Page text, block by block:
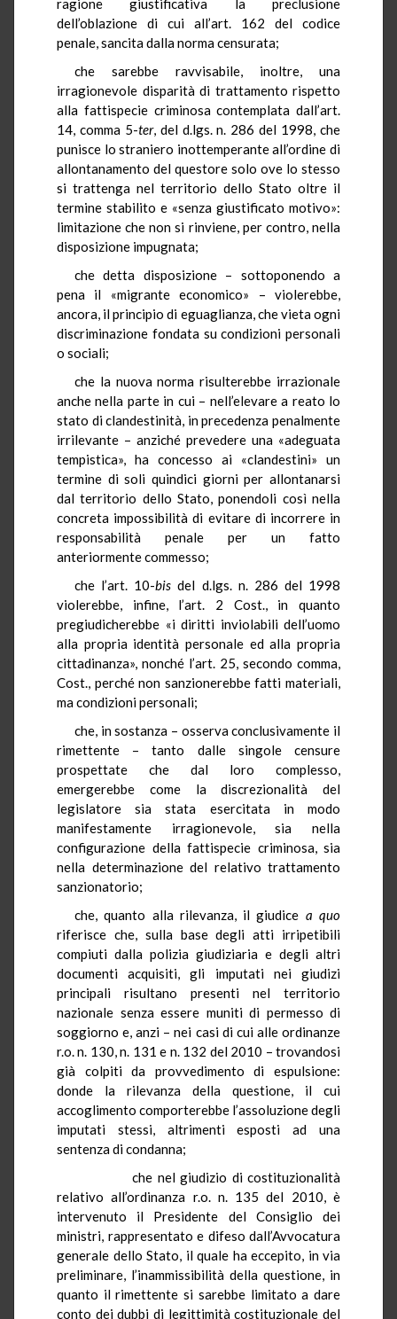
ragione giustificativa la preclusione
dell’oblazione di cui all’art. 162 del codice
penale, sancita dalla norma censurata;
che sarebbe ravvisabile, inoltre, una
irragionevole disparità di trattamento rispetto
alla fattispecie criminosa contemplata dall’art.
14, comma 5-ter, del d.lgs. n. 286 del 1998, che
punisce lo straniero inottemperante all’ordine di
allontanamento del questore solo ove lo stesso
si trattenga nel territorio dello Stato oltre il
termine stabilito e «senza giustificato motivo»:
limitazione che non si rinviene, per contro, nella
disposizione impugnata;
che detta disposizione – sottoponendo a
pena il «migrante economico» – violerebbe,
ancora, il principio di eguaglianza, che vieta ogni
discriminazione fondata su condizioni personali
o sociali;
che la nuova norma risulterebbe irrazionale
anche nella parte in cui – nell’elevare a reato lo
stato di clandestinità, in precedenza penalmente
irrilevante – anziché prevedere una «adeguata
tempistica», ha concesso ai «clandestini» un
termine di soli quindici giorni per allontanarsi
dal territorio dello Stato, ponendoli così nella
concreta impossibilità di evitare di incorrere in
responsabilità penale per un fatto
anteriormente commesso;
che l’art. 10-bis del d.lgs. n. 286 del 1998
violerebbe, infine, l’art. 2 Cost., in quanto
pregiudicherebbe «i diritti inviolabili dell’uomo
alla propria identità personale ed alla propria
cittadinanza», nonché l’art. 25, secondo comma,
Cost., perché non sanzionerebbe fatti materiali,
ma condizioni personali;
che, in sostanza – osserva conclusivamente il
rimettente – tanto dalle singole censure
prospettate che dal loro complesso,
emergerebbe come la discrezionalità del
legislatore sia stata esercitata in modo
manifestamente irragionevole, sia nella
configurazione della fattispecie criminosa, sia
nella determinazione del relativo trattamento
sanzionatorio;
che, quanto alla rilevanza, il giudice a quo
riferisce che, sulla base degli atti irripetibili
compiuti dalla polizia giudiziaria e degli altri
documenti acquisiti, gli imputati nei giudizi
principali risultano presenti nel territorio
nazionale senza essere muniti di permesso di
soggiorno e, anzi – nei casi di cui alle ordinanze
r.o. n. 130, n. 131 e n. 132 del 2010 – trovandosi
già colpiti da provvedimento di espulsione:
donde la rilevanza della questione, il cui
accoglimento comporterebbe l’assoluzione degli
imputati stessi, altrimenti esposti ad una
sentenza di condanna;
che nel giudizio di costituzionalità
relativo all’ordinanza r.o. n. 135 del 2010, è
intervenuto il Presidente del Consiglio dei
ministri, rappresentato e difeso dall’Avvocatura
generale dello Stato, il quale ha eccepito, in via
preliminare, l’inammissibilità della questione, in
quanto il rimettente si sarebbe limitato a dare
conto dei dubbi di legittimità costituzionale del